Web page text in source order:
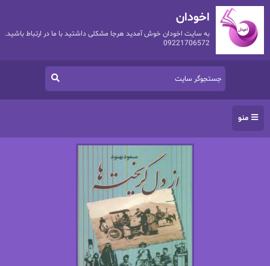
اخودان
به سایت اخودان خوش آمدید هرجا مشکلی داشتید با ما در ارتباط باشید.
09221706572
منو